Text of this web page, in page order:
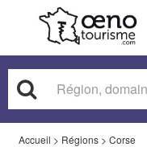
Accueil > Régions > Corse